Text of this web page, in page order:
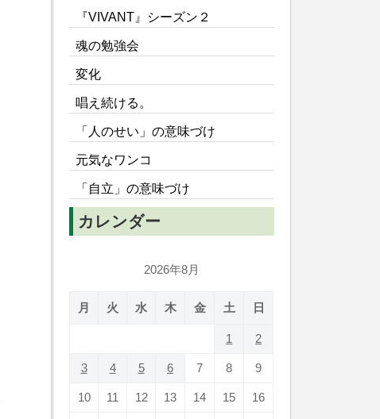
『VIVANT』シーズン２
魂の勉強会
変化
唱え続ける。
「人のせい」の意味づけ
元気なワンコ
「自立」の意味づけ
カレンダー
2026年8月
月 火 水 木 金 土 日
1 2
3 4 5 6 7 8 9
10 11 12 13 14 15 16